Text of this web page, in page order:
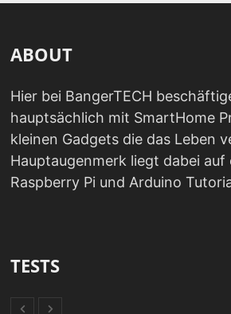
ABOUT
Hier bei BangerTECH
hauptsächlich mit SmartHome
kleinen Gadgets die das Leben
Hauptaugenmerk liegt dabei auf
Raspberry Pi und Arduino
TESTS